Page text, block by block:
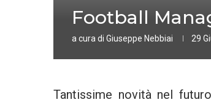
Football
a cura di Giuseppe Nebbiai 29
Tantissime novità nel